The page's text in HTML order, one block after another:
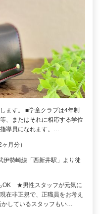
ます。 ■学童クラブは4年制
、またはそれに相応する学位
導員になれます。…
月分）
伊勢崎線「西新井駅」より徒
OK ★男性スタッフが元気に
在非正規で、正職員をお考え
しているスタッフもい…